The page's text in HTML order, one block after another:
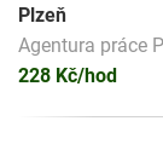
Plzeň
Agentura práce
228 Kč/hod